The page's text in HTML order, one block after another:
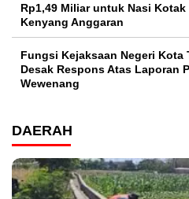
Rp1,49 Miliar untuk Nasi
Kenyang Anggaran
Fungsi Kejaksaan Negeri Kota
Desak Respons Atas Laporan
Wewenang
DAERAH